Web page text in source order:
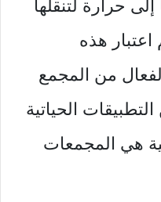
حرارة لتنقلها
اعتبار هذه
من المجمع
الحياتية
هي المجمعات